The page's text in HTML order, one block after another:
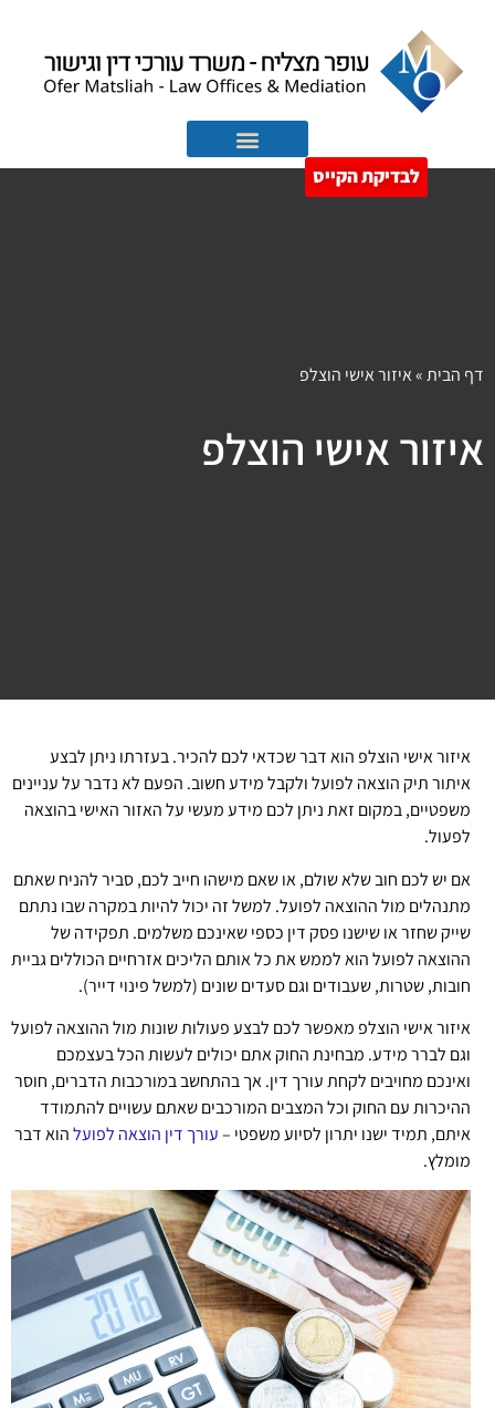
לבדיקת הקייס
דף הבית»איזור אישי הוצלפ
איזור אישי הוצלפ
איזור אישי הוצלפ הוא דבר שכדאי לכם להכיר. בעזרתו ניתן לבצע
איתור תיק הוצאה לפועל ולקבל מידע חשוב. הפעם לא נדבר על עניינים
משפטיים, במקום זאת ניתן לכם מידע מעשי על האזור האישי בהוצאה
לפעול.
אם יש לכם חוב שלא שולם, או שאם מישהו חייב לכם, סביר להניח שאתם
מתנהלים מול ההוצאה לפועל. למשל זה יכול להיות במקרה שבו נתתם
שייק שחזר או שישנו פסק דין כספי שאינכם משלמים. תפקידה של
ההוצאה לפועל הוא לממש את כל אותם הליכים אזרחיים הכוללים גביית
חובות, שטרות, שעבודים וגם סעדים שונים (למשל פינוי דייר).
איזור אישי הוצלפ מאפשר לכם לבצע פעולות שונות מול ההוצאה לפועל
וגם לברר מידע. מבחינת החוק אתם יכולים לעשות הכל בעצמכם
ואינכם מחויבים לקחת עורך דין. אך בהתחשב במורכבות הדברים, חוסר
ההיכרות עם החוק וכל המצבים המורכבים שאתם עשויים להתמודד
איתם, תמיד ישנו יתרון לסיוע משפטי –עורך דין הוצאה לפועלהוא דבר
מומלץ.